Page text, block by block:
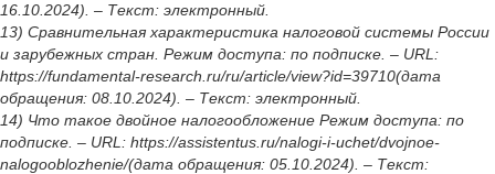
16.10.2024). – Текст: электронный.
13) Сравнительная характеристика налоговой системы России
и зарубежных стран. Режим доступа: по подписке. – URL:
https://fundamental-research.ru/ru/article/view?id=39710(дата
обращения: 08.10.2024). – Текст: электронный.
14) Что такое двойное налогообложение Режим доступа: по
подписке. – URL: https://assistentus.ru/nalogi-i-uchet/dvojnoe-
nalogooblozhenie/(дата обращения: 05.10.2024). – Текст: